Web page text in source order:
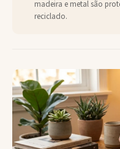
madeira e metal são
reciclado.